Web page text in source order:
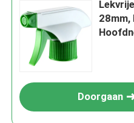
28mm,
Doorgaan